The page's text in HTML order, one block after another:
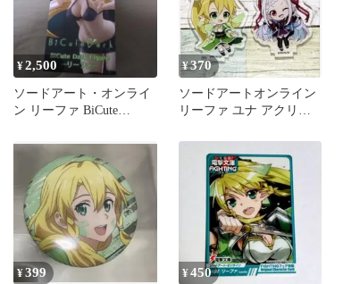
¥2,500
ソードアート・オンライ
ン リーファ BiCute
¥370
ソードアートオンライン
リーファ ユナ アクリル
¥399 ¥450